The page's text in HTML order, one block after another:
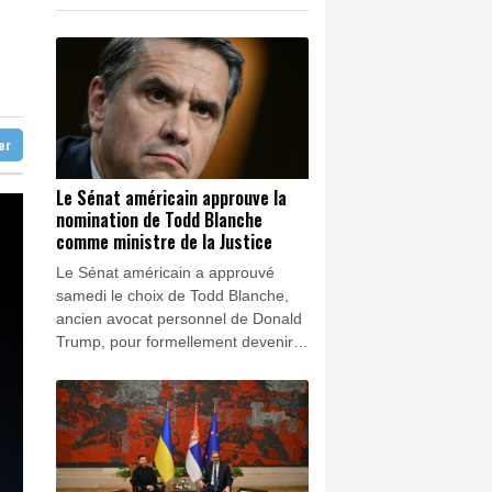
reportée à fin août
de la reconstruction mammaire
1.64% 4392.86 €
Le Sénat américain approuve la
nomination de Todd Blanche
comme ministre de la Justice
Le Sénat américain a approuvé
samedi le choix de Todd Blanche,
ancien avocat personnel de Donald
Trump, pour formellement devenir
qui occupait déjà l'intérim depuis
avril.